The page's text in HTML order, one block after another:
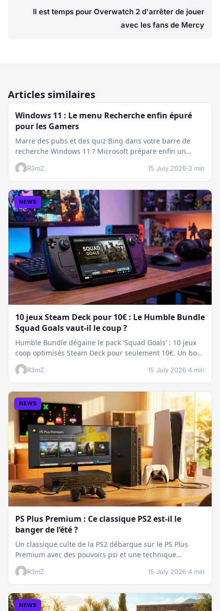
Il est temps pour Overwatch 2 d'arrêter de jouer
avec les fans de Mercy
Articles similaires
Windows 11 : Le menu Recherche enfin épuré
pour les Gamers
Marre des pubs et des quiz Bing dans votre barre de
recherche Windows 11 ? Microsoft prépare enfin un
nettoyage…
R3mZ 15 July 2026·3 min
NEWS
10 jeux Steam Deck pour 10€ : Le Humble Bundle
Squad Goals vaut-il le coup ?
Humble Bundle dégaine le pack 'Squad Goals' : 10 jeux
coop optimisés Steam Deck pour seulement 10€. Un bon
plan…
R3mZ 15 July 2026·4 min
NEWS
PS Plus Premium : Ce classique PS2 est-il le
banger de l’été ?
Un classique culte de la PS2 débarque sur le PS Plus
Premium avec des pouvoirs psi et une technique
boostée.…
R3mZ 15 July 2026·4 min
NEWS